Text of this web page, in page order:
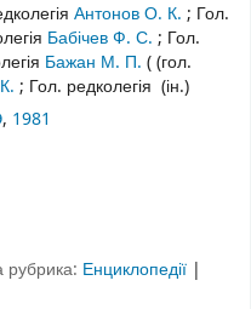
Антонов О. К. ; Гол.
Бабічев Ф. С. ; Гол.
Бажан М. П. ( (гол.
; Гол. редколегія (ін.)
, 1981
Енциклопедії |